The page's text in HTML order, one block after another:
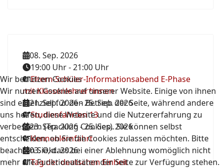
08. Sep. 2026
19:00 Uhr-21:00 Uhr
Eltern-Schüler-Informationsabend E-Phase
mit Klassenlehrer*innen
21. Sep. 2026-25. Sep. 2026
Studienfahrten 13
23. Sep. 2026-25. Sep. 2026
Kennenlernfahrt
03. Okt. 2026
Tag der deutschen Einheit
Wir benutzen Cookies
Wir nutzen Cookies auf unserer Website. Einige von ihnen
sind essenziell für den Betrieb der Seite, während andere
uns helfen, diese Website und die Nutzererfahrung zu
verbessern (Tracking Cookies). Sie können selbst
entscheiden, ob Sie die Cookies zulassen möchten. Bitte
beachten Sie, dass bei einer Ablehnung womöglich nicht
mehr alle Funktionalitäten der Seite zur Verfügung stehen.